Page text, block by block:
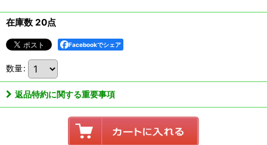
在庫数 20点
Facebookでシェア
数量:
返品特約に関する重要事項